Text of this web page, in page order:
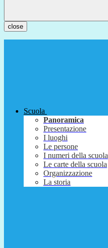
close
Scuola
Panoramica
Presentazione
I luoghi
Le persone
I numeri della scuola
Le carte della scuola
Organizzazione
La storia